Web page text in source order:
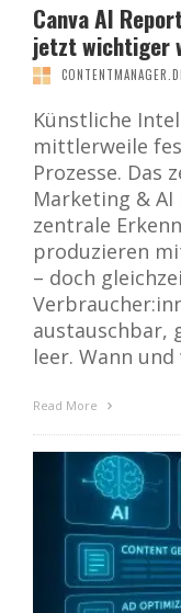
Canva AI
jetzt wichtiger
Künstliche
mittlerweile
Prozesse. Das
Marketing & AI
zentrale
produzieren
– doch
austauschbar,
leer. Wann
Read More